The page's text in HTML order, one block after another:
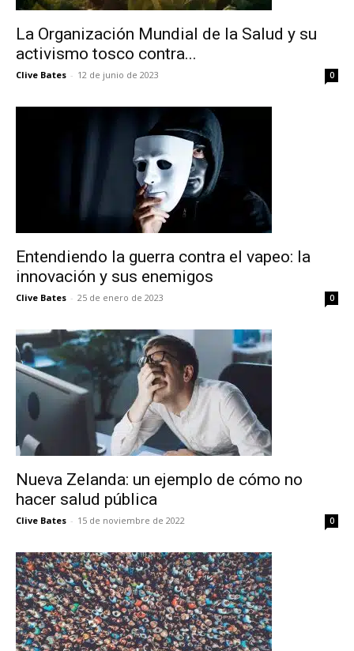
La Organización Mundial de la Salud y su
activismo tosco contra...
Clive Bates - 12 de junio de 2023 0
Entendiendo la guerra contra el vapeo: la
innovación y sus enemigos
Clive Bates - 25 de enero de 2023 0
Nueva Zelanda: un ejemplo de cómo no
hacer salud pública
Clive Bates - 15 de noviembre de 2022 0